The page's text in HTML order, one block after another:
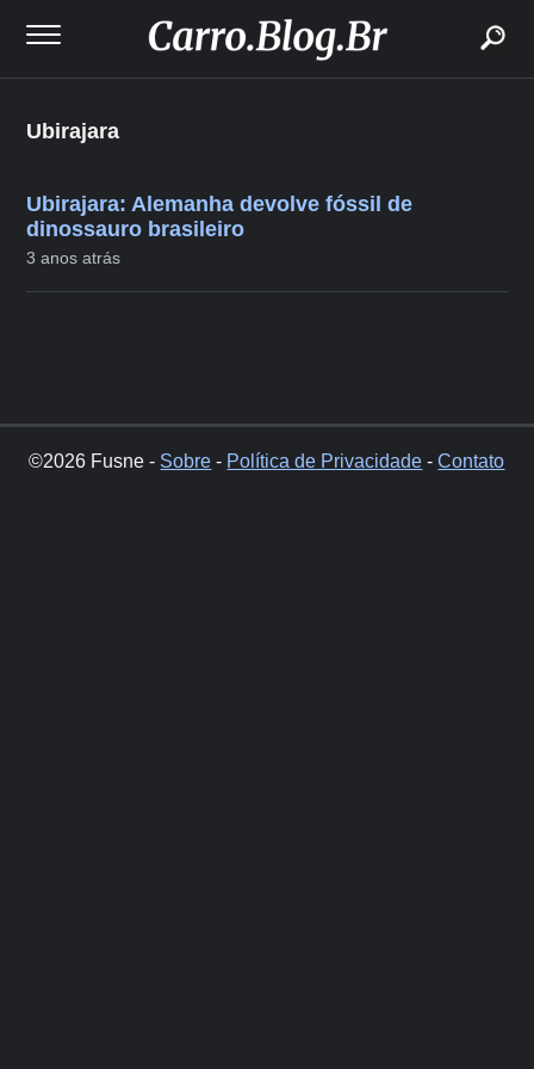
Ubirajara
Ubirajara: Alemanha devolve fóssil de
dinossauro brasileiro
3 anos atrás
©2026 Fusne - Sobre - Política de Privacidade -Contato